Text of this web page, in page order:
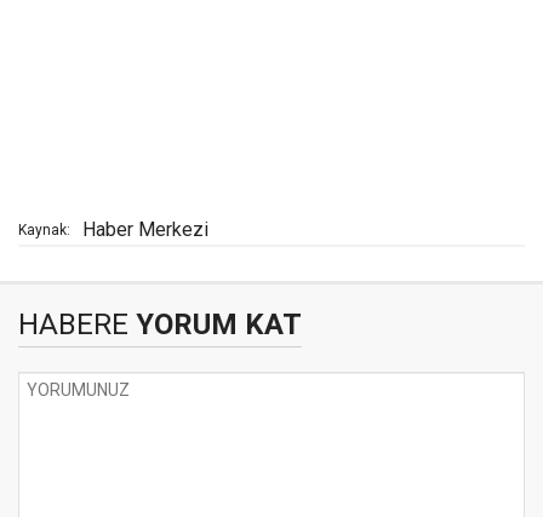
Kaynak: Haber Merkezi
HABERE YORUM KAT